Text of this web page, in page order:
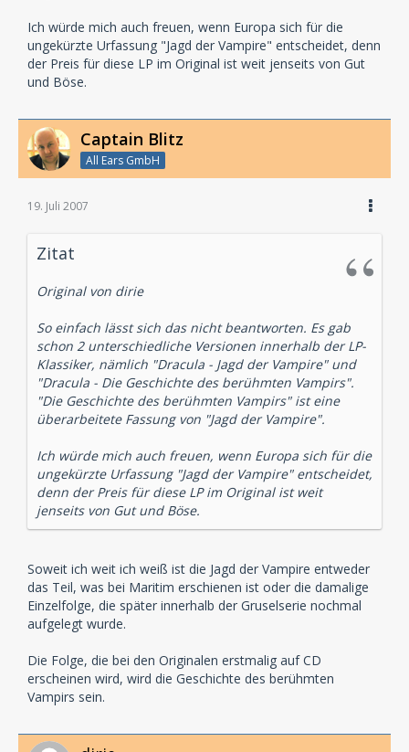
Ich würde mich auch freuen, wenn Europa sich für die
ungekürzte Urfassung "Jagd der Vampire" entscheidet, denn
der Preis für diese LP im Original ist weit jenseits von Gut
und Böse.
Captain Blitz
All Ears GmbH
19. Juli 2007
Zitat
Original von dirie
So einfach lässt sich das nicht beantworten. Es gab
schon 2 unterschiedliche Versionen innerhalb der LP-
Klassiker, nämlich "Dracula - Jagd der Vampire" und
"Dracula - Die Geschichte des berühmten Vampirs".
"Die Geschichte des berühmten Vampirs" ist eine
überarbeitete Fassung von "Jagd der Vampire".
Ich würde mich auch freuen, wenn Europa sich für die
ungekürzte Urfassung "Jagd der Vampire" entscheidet,
denn der Preis für diese LP im Original ist weit
jenseits von Gut und Böse.
Soweit ich weit ich weiß ist die Jagd der Vampire entweder
das Teil, was bei Maritim erschienen ist oder die damalige
Einzelfolge, die später innerhalb der Gruselserie nochmal
aufgelegt wurde.
Die Folge, die bei den Originalen erstmalig auf CD
erscheinen wird, wird die Geschichte des berühmten
Vampirs sein.